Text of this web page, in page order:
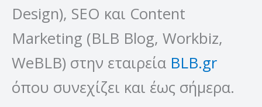
Design), SEO και Content
Marketing (BLB Blog, Workbiz,
WeBLB) στην εταιρεία BLB.gr
όπου συνεχίζει και έως σήμερα.